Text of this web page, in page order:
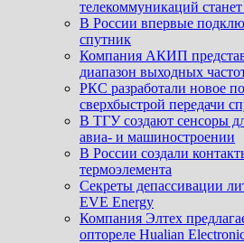
телекоммуникаций
В России впервые
спутник
Компания АКИП
диапазон выходных
РКС разработали новое
сверхбыстрой передачи
В ТГУ создают сенсоры
авиа- и машиностроении
В России создали
термоэлемента
Секреты депассивации
EVE Energy
Компания Элтех
оптореле Hualian